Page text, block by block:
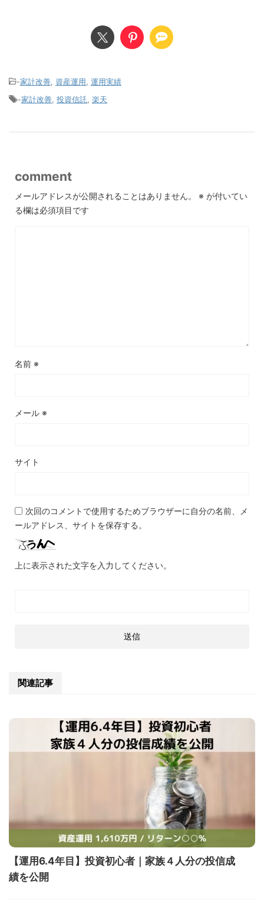
-家計改善 資産運用 運用実績
-家計改善 投資信託 楽天
comment
メールアドレスが公開されることはありません。 ※ が付いてい
る欄は必須項目です
名前 ※
メール ※
サイト
次回のコメントで使用するためブラウザーに自分の名前、メ
ールアドレス、サイトを保存する。
上に表示された文字を入力してください。
関連記事
【運用6.4年目】投資初心者｜家族４人分の投信成
績を公開